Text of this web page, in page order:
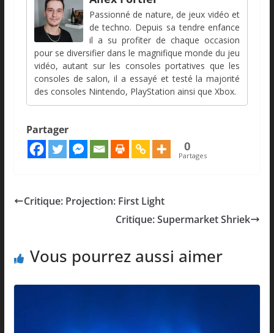
Passionné de nature, de jeux vidéo et
de techno. Depuis sa tendre enfance
il a su profiter de chaque occasion
pour se diversifier dans le magnifique monde du jeu
vidéo, autant sur les consoles portatives que les
consoles de salon, il a essayé et testé la majorité
des consoles Nintendo, PlayStation ainsi que Xbox.
Partager
0
Partages
Critique: Projection: First Light
Critique: Supermarket Shriek
Vous pourrez aussi aimer